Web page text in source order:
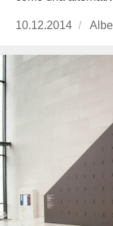
Publicado
10.12.2014